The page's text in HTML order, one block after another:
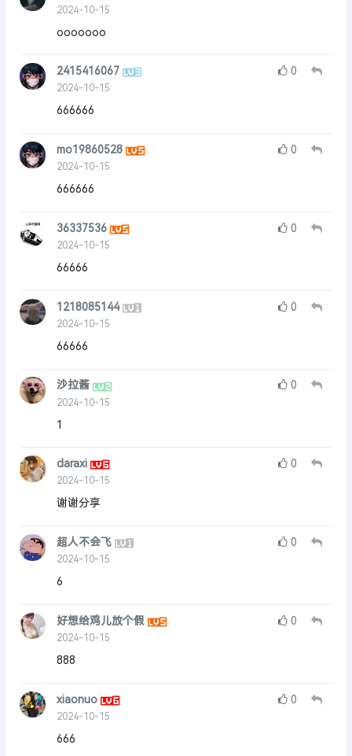
2024-10-15
ooooooo
2415416067
2024-10-15
0
666666
mo19860528
2024-10-15
0
666666
36337536
2024-10-15
0
66666
1218085144
2024-10-15
0
66666
沙拉酱
2024-10-15
0
1
daraxi
2024-10-15
0
谢谢分享
超人不会飞
2024-10-15
0
6
好想给鸡儿放个假
2024-10-15
0
888
xiaonuo
2024-10-15
0
666